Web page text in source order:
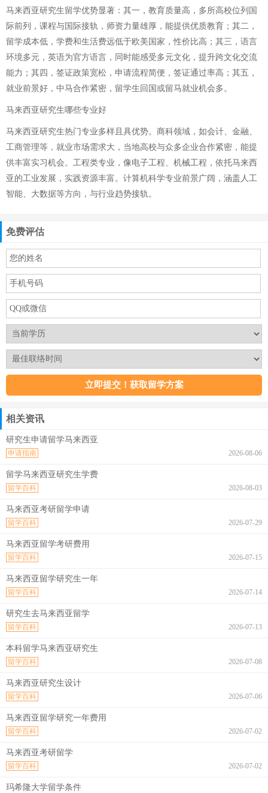
马来西亚研究生留学优势显著：其一，教育质量高，多所高校位列国
际前列，课程与国际接轨，师资力量雄厚，能提供优质教育；其二，
留学成本低，学费和生活费远低于欧美国家，性价比高；其三，语言
环境多元，英语为官方语言，同时能感受多元文化，提升跨文化交流
能力；其四，签证政策宽松，申请流程简便，签证通过率高；其五，
就业前景好，中马合作紧密，留学生回国或留马就业机会多。
马来西亚研究生哪些专业好
马来西亚研究生热门专业多样且具优势。商科领域，如会计、金融、
工商管理等，就业市场需求大，当地高校与众多企业合作紧密，能提
供丰富实习机会。工程类专业，像电子工程、机械工程，依托马来西
亚的工业发展，实践资源丰富。计算机科学专业前景广阔，涵盖人工
智能、大数据等方向，与行业趋势接轨。
免费评估
相关资讯
研究生申请留学马来西亚
2026-08-06
申请指南
留学马来西亚研究生学费
2026-08-03
留学百科
马来西亚考研留学申请
2026-07-29
留学百科
马来西亚留学考研费用
2026-07-15
留学百科
马来西亚留学研究生一年
2026-07-14
留学百科
研究生去马来西亚留学
2026-07-13
留学百科
本科留学马来西亚研究生
2026-07-08
留学百科
马来西亚研究生设计
2026-07-06
留学百科
马来西亚留学研究一年费用
2026-07-02
留学百科
马来西亚考研留学
2026-07-02
留学百科
玛希隆大学留学条件